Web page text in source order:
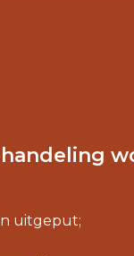
uitgeput;